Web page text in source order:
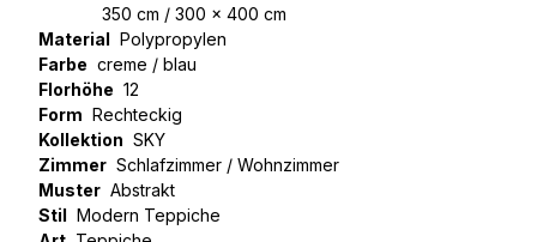
350 cm / 300 x 400 cm
Material Polypropylen
Farbe creme / blau
Florhöhe 12
Form Rechteckig
Kollektion SKY
Zimmer Schlafzimmer / Wohnzimmer
Muster Abstrakt
Stil Modern Teppiche